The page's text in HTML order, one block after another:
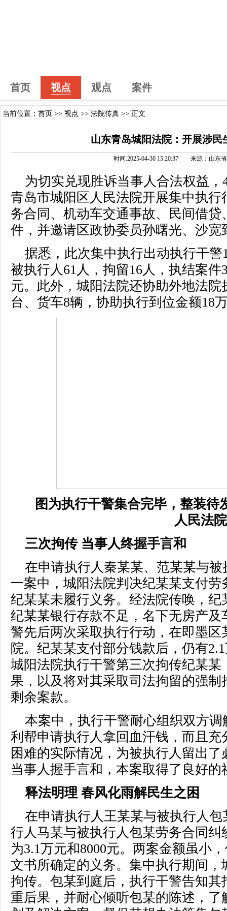
首页 视点 观点 案件
当前位置： 首页 >> 视点 >> 法院传真 >> 正文
山东青岛城阳法院：开展涉民
时间:2025-04-30 15:20:37 来源：山东
为切实兑现胜诉当事人合法权益
青岛市城阳区人民法院开展集中执
务合同、机动车交通事故、民间借
件，并邀请区政协委员孙曙光、沙宽
据悉，此次集中执行出动执行干
被执行人61人，拘留16人，执结案
元。此外，城阳法院还协助外地法
台、货车8辆，协助执行到位金额18
图为执行干警集合完毕，整装待
人民法院
三次拘传 当事人终握手言和
在申请执行人秦某某、范某某与
一案中，城阳法院判决纪某某支付
纪某某未履行义务。经法院传唤，
纪某某银行存款不足，名下无房产
警先后两次采取执行行动，在即墨
院。纪某某支付部分钱款后，仍有
城阳法院执行干警第三次拘传纪某
果，以及将对其采取司法拘留的强
剩余案款。
本案中，执行干警耐心组织双方
利帮申请执行人拿回血汗钱，而且
困难的实际情况，为被执行人留出
当事人握手言和，本案取得了良好
释法明理 春风化雨解民生之困
在申请执行人王某某与被执行人
行人马某与被执行人包某劳务合同
为3.1万元和8000元。两案金额虽小
文书所确定的义务。集中执行期间
拘传。包某到庭后，执行干警告知
重后果，并耐心倾听包某的陈述，